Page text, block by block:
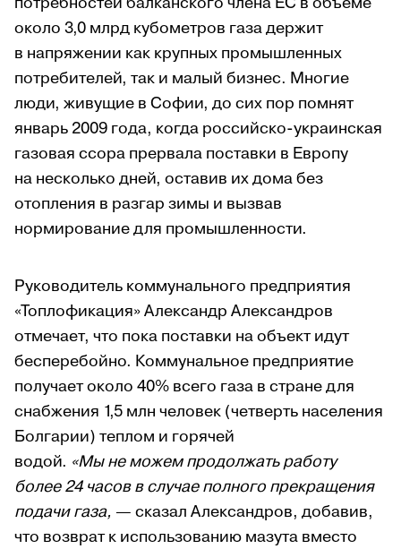
около 3,0 млрд кубометров газа держит
в напряжении как крупных промышленных
потребителей, так и малый бизнес. Многие
люди, живущие в Софии, до сих пор помнят
январь 2009 года, когда российско-украинская
газовая ссора прервала поставки в Европу
на несколько дней, оставив их дома без
отопления в разгар зимы и вызвав
нормирование для промышленности.
Руководитель коммунального предприятия
«Топлофикация» Александр Александров
отмечает, что пока поставки на объект идут
бесперебойно. Коммунальное предприятие
получает около 40% всего газа в стране для
снабжения 1,5 млн человек (четверть населения
Болгарии) теплом и горячей
водой. «Мы не можем продолжать работу
более 24 часов в случае полного прекращения
подачи газа, — сказал Александров, добавив,
что возврат к использованию мазута вместо